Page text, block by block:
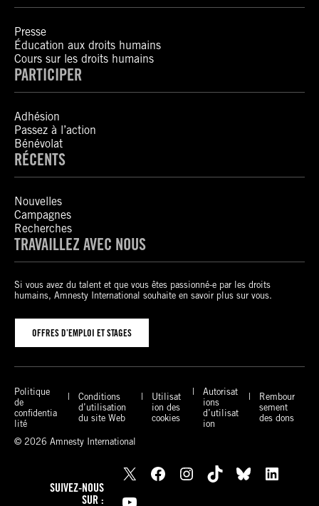
Presse
Éducation aux droits humains
Cours sur les droits humains
PARTICIPER
Adhésion
Passez à l’action
Bénévolat
RÉCENTS
Nouvelles
Campagnes
Recherches
TRAVAILLEZ AVEC NOUS
Si vous avez du talent et que vous êtes passionné-e par les droits
humains, Amnesty International souhaite en savoir plus sur vous.
OFFRES D’EMPLOI ET STAGES
Politique
de
confidentia
lité
Conditions
d’utilisation
du site Web
Utilisat
ion des
cookies
Autorisat
ions
d’utilisat
ion
Rembour
sement
des dons
© 2026 Amnesty International
SUIVEZ-NOUS
SUR :
X Facebook Instagram TikTok Bluesky
LinkedIn
YouTube